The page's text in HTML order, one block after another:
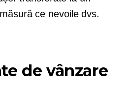
ce nevoile dvs.
de vânzare